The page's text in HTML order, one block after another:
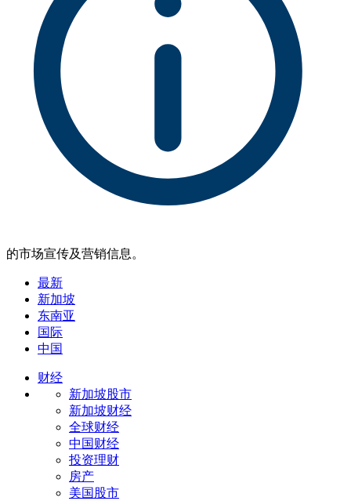
的市场宣传及营销信息。
最新
新加坡
东南亚
国际
中国
财经
新加坡股市
新加坡财经
全球财经
中国财经
投资理财
房产
美国股市